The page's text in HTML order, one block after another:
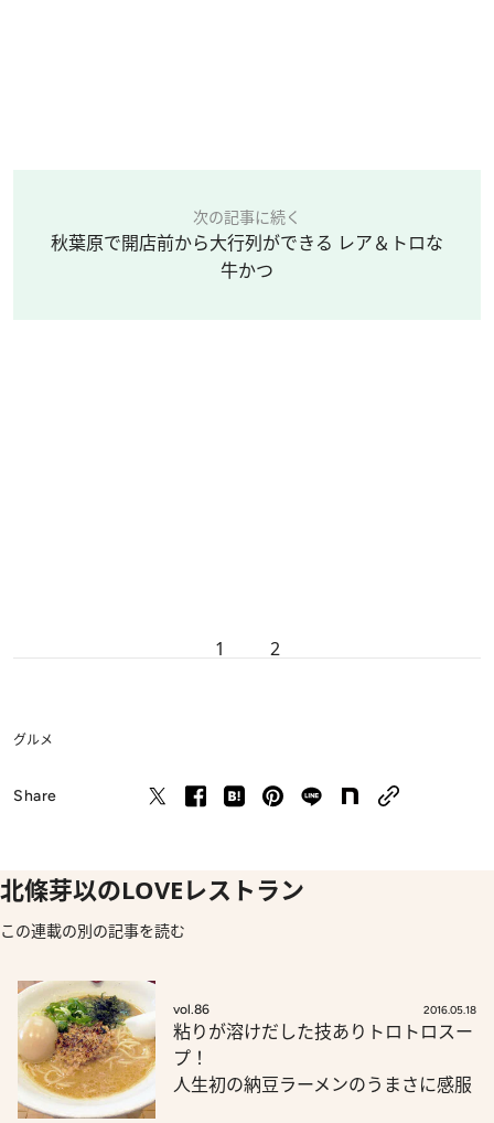
次の記事に続く
秋葉原で開店前から大行列ができる レア＆トロな
牛かつ
1 2
グルメ
Share
北條芽以のLOVEレストラン
この連載の別の記事を読む
vol.86 2016.05.18
粘りが溶けだした技ありトロトロスー
プ！
人生初の納豆ラーメンのうまさに感服